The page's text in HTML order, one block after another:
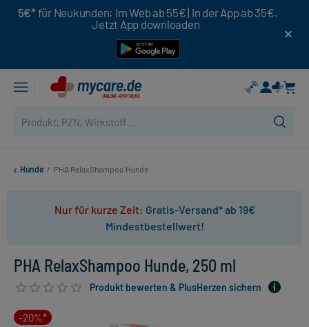
5€* für Neukunden: Im Web ab 55€ | In der App ab 35€.
Jetzt App downloaden
Hunde / PHA RelaxShampoo Hunde
Nur für kurze Zeit: Gratis-Versand* ab 19€
Mindestbestellwert!
PHA RelaxShampoo Hunde, 250 ml
Produkt bewerten & PlusHerzen sichern
-20%*